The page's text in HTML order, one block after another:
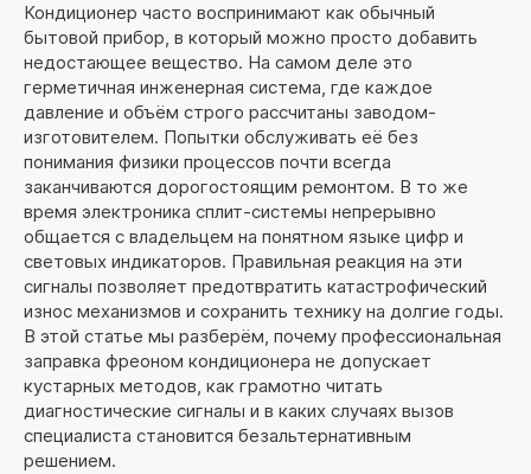
Кондиционер часто воспринимают как обычный
бытовой прибор, в который можно просто добавить
недостающее вещество. На самом деле это
герметичная инженерная система, где каждое
давление и объём строго рассчитаны заводом-
изготовителем. Попытки обслуживать её без
понимания физики процессов почти всегда
заканчиваются дорогостоящим ремонтом. В то же
время электроника сплит-системы непрерывно
общается с владельцем на понятном языке цифр и
световых индикаторов. Правильная реакция на эти
сигналы позволяет предотвратить катастрофический
износ механизмов и сохранить технику на долгие годы.
В этой статье мы разберём, почему профессиональная
заправка фреоном кондиционера не допускает
кустарных методов, как грамотно читать
диагностические сигналы и в каких случаях вызов
специалиста становится безальтернативным
решением.